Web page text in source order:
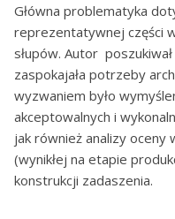
Główna problematyka
reprezentatywnej części
słupów. Autor
zaspokajała potrzeby
wyzwaniem było
akceptowalnych i
jak również analizy oceny
(wynikłej na etapie
konstrukcji zadaszenia.